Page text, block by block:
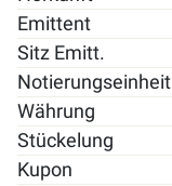
Emittent
Sitz Emitt.
Notierungseinheit
Währung
Stückelung
Kupon